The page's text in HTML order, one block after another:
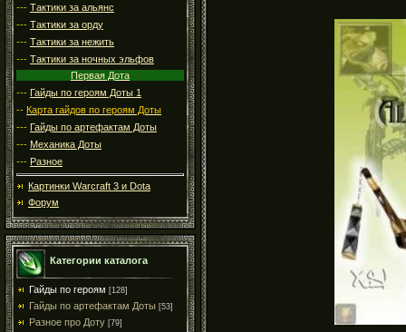
--- Тактики за альянс
--- Тактики за орду
--- Тактики за нежить
--- Тактики за ночных эльфов
Первая Дота
--- Гайды по героям Доты 1
-- Карта гайдов по героям Доты
--- Гайды по артефактам Доты
--- Механика Доты
--- Разное
Картинки Warcraft 3 и Dota
Форум
Категории каталога
Гайды по героям [128]
Гайды по артефактам Доты [53]
Разное про Доту [79]